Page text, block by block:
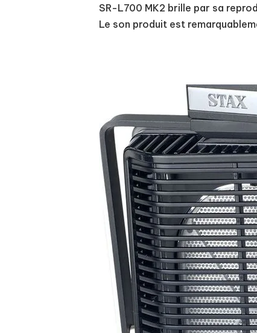
SR-L700 MK2 brille par sa
Le son produit est